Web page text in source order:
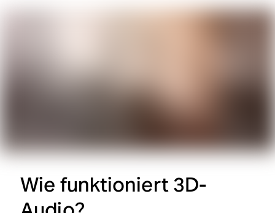
Wie funktioniert 3D-